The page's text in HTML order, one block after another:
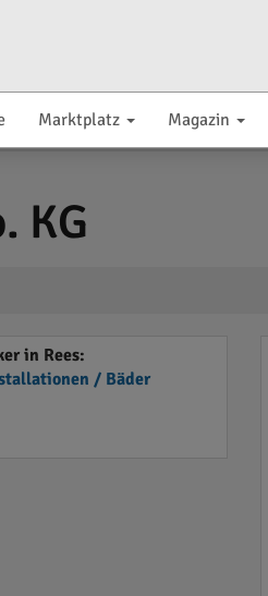
Marktplatz Magazin
KG
in Rees:
/ Bäder